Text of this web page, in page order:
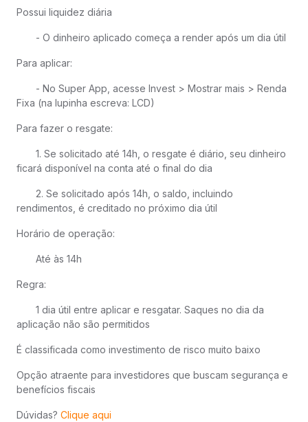
Possui liquidez diária
- O dinheiro aplicado começa a render após um dia útil
Para aplicar:
- No Super App, acesse Invest > Mostrar mais > Renda
Fixa (na lupinha escreva: LCD)
Para fazer o resgate:
1. Se solicitado até 14h, o resgate é diário, seu dinheiro
ficará disponível na conta até o final do dia
2. Se solicitado após 14h, o saldo, incluindo
rendimentos, é creditado no próximo dia útil
Horário de operação:
Até às 14h
Regra:
1 dia útil entre aplicar e resgatar. Saques no dia da
aplicação não são permitidos
É classificada como investimento de risco muito baixo
Opção atraente para investidores que buscam segurança e
benefícios fiscais
Dúvidas? Clique aqui